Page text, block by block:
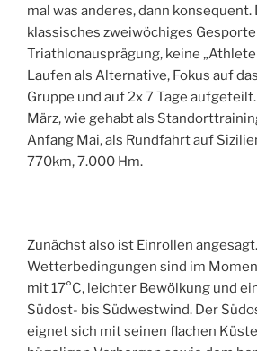
mal was anderes, dann konsequent.
klassisches zweiwöchiges
Triathlonausprägung, keine
Laufen als Alternative, Fokus auf
Gruppe und auf 2x 7 Tage
März, wie gehabt als
Anfang Mai, als Rundfahrt auf
770km, 7.000 Hm.
Zunächst also ist Einrollen
Wetterbedingungen sind im
mit 17°C, leichter Bewölkung und
Südost- bis Südwestwind. Der
eignet sich mit seinen flachen